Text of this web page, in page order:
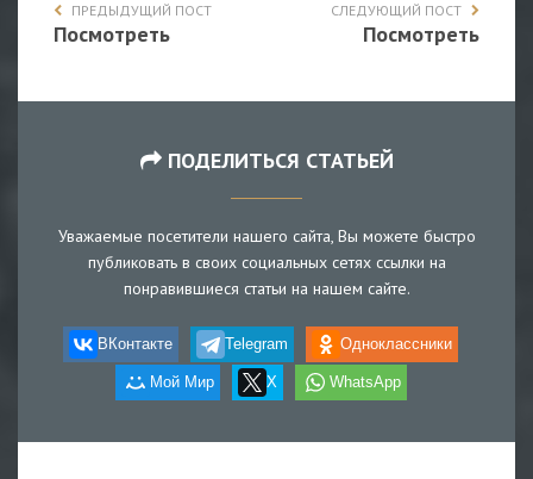
ПРЕДЫДУЩИЙ ПОСТ
Посмотреть
СЛЕДУЮЩИЙ ПОСТ
Посмотреть
ПОДЕЛИТЬСЯ СТАТЬЕЙ
Уважаемые посетители нашего сайта, Вы можете быстро
публиковать в своих социальных сетях ссылки на
понравившиеся статьи на нашем сайте.
ВКонтакте Telegram Одноклассники
Мой Мир X WhatsApp